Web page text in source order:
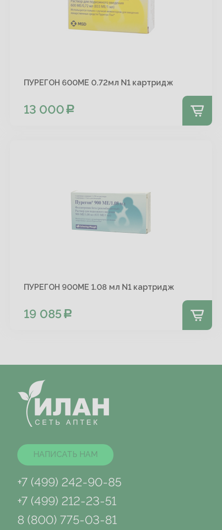
ПУРЕГОН 600МЕ 0.72мл N1 картридж
13 000
ПУРЕГОН 900МЕ 1.08 мл N1 картридж
19 085
НАПИСАТЬ НАМ
+7 (499) 242-90-85
+7 (499) 212-23-51
8 (800) 775-03-81